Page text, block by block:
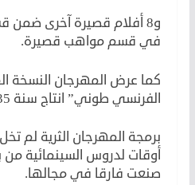
في قسم مواهب قصيرة.
كما عرض المهرجان النسخة
الفرنسي طوني” انتاج سنة 1935 وإخراج دون رينويه.
برمجة المهرجان الثرية لم
أوقات لدروس السينمائية
صنعت فارقا في مجالها.